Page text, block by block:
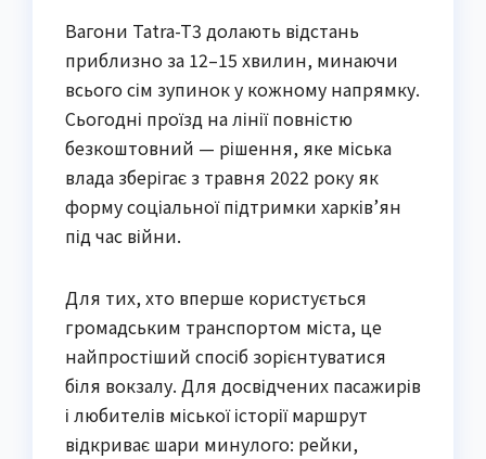
Вагони Tatra-T3 долають відстань
приблизно за 12–15 хвилин, минаючи
всього сім зупинок у кожному напрямку.
Сьогодні проїзд на лінії повністю
безкоштовний — рішення, яке міська
влада зберігає з травня 2022 року як
форму соціальної підтримки харків’ян
під час війни.
Для тих, хто вперше користується
громадським транспортом міста, це
найпростіший спосіб зорієнтуватися
біля вокзалу. Для досвідчених пасажирів
і любителів міської історії маршрут
відкриває шари минулого: рейки,